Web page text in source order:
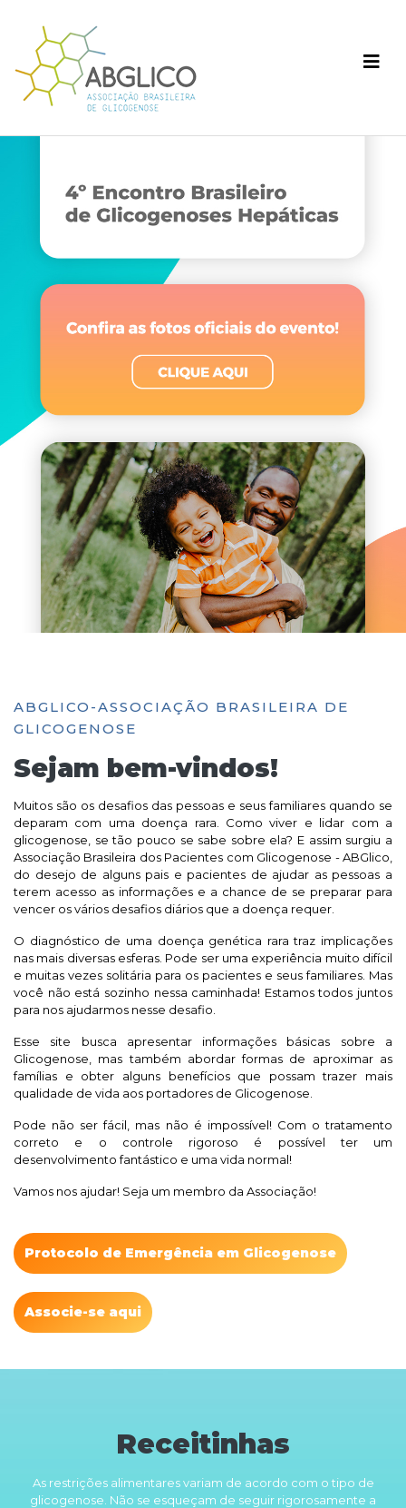
ABGLICO-ASSOCIAÇÃO BRASILEIRA DE
GLICOGENOSE
Sejam bem-vindos!
Muitos são os desafios das pessoas e seus familiares quando se
deparam com uma doença rara. Como viver e lidar com a
glicogenose, se tão pouco se sabe sobre ela? E assim surgiu a
Associação Brasileira dos Pacientes com Glicogenose - ABGlico,
do desejo de alguns pais e pacientes de ajudar as pessoas a
terem acesso as informações e a chance de se preparar para
vencer os vários desafios diários que a doença requer.
O diagnóstico de uma doença genética rara traz implicações
nas mais diversas esferas. Pode ser uma experiência muito difícil
e muitas vezes solitária para os pacientes e seus familiares. Mas
você não está sozinho nessa caminhada! Estamos todos juntos
para nos ajudarmos nesse desafio.
Esse site busca apresentar informações básicas sobre a
Glicogenose, mas também abordar formas de aproximar as
famílias e obter alguns benefícios que possam trazer mais
qualidade de vida aos portadores de Glicogenose.
Pode não ser fácil, mas não é impossível! Com o tratamento
correto e o controle rigoroso é possível ter um
desenvolvimento fantástico e uma vida normal!
Vamos nos ajudar! Seja um membro da Associação!
Protocolo de Emergência em Glicogenose
Associe-se aqui
Receitinhas
As restrições alimentares variam de acordo com o tipo de
glicogenose. Não se esqueçam de seguir rigorosamente a